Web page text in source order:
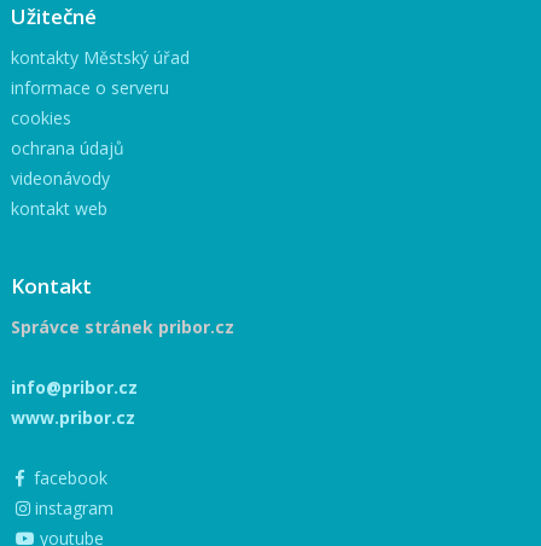
Užitečné
kontakty Městský úřad
informace o serveru
cookies
ochrana údajů
videonávody
kontakt web
Kontakt
Správce stránek pribor.cz
info@pribor.cz
www.pribor.cz
facebook
instagram
youtube